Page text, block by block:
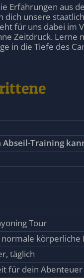
Erfahrungen aus
unsere
für uns dabei
Zeitdruck.
in die Tiefe des
Abseil-Training
Tour
täglich
für dein Abenteuer